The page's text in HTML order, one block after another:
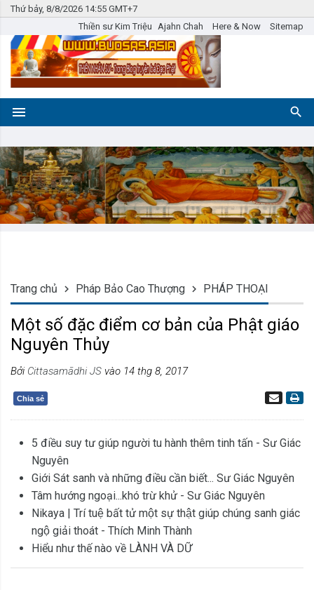
Thứ bảy, 8/8/2026 14:55 GMT+7
Thiền sư Kim Triệu Ajahn Chah Here & Now Sitemap
Trang chủ Pháp Bảo Cao Thượng PHÁP THOẠI
Một số đặc điểm cơ bản của Phật giáo
Nguyên Thủy
Bởi Cittasamādhi JS vào 14 thg 8, 2017
Chia sẻ
5 điều suy tư giúp người tu hành thêm tinh tấn - Sư Giác
Nguyên
Giới Sát sanh và những điều cần biết... Sư Giác Nguyên
Tâm hướng ngoại...khó trừ khử - Sư Giác Nguyên
Nikaya | Trí tuệ bất tử một sự thật giúp chúng sanh giác
ngộ giải thoát - Thích Minh Thành
Hiểu như thế nào về LÀNH VÀ DỮ